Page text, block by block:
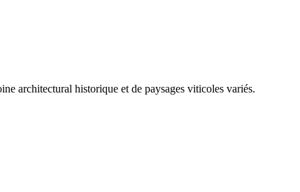
architectural historique et de paysages viticoles variés.